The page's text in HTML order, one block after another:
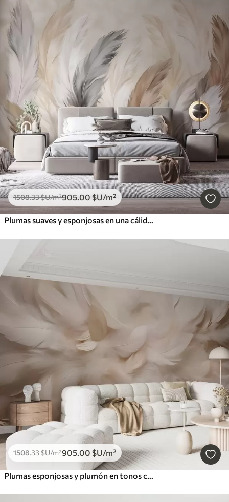
1508.33$U/m²905.00 $U/m²
Plumas suaves y esponjosas en una cálida paleta de colores neutros
1508.33$U/m²905.00 $U/m²
Plumas esponjosas y plumón en tonos crema